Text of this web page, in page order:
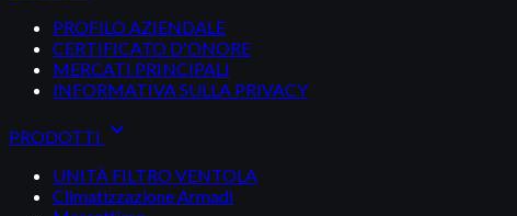
PROFILO AZIENDALE
CERTIFICATO D'ONORE
MERCATI PRINCIPALI
INFORMATIVA SULLA PRIVACY
PRODOTTI expand_more
UNITÀ FILTRO VENTOLA
Climatizzazione Armadi